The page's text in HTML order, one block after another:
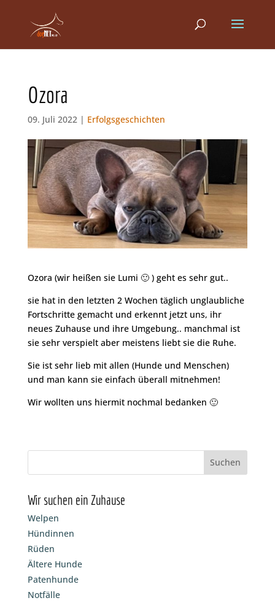
Ozora
09. Juli 2022 | Erfolgsgeschichten
Ozora (wir heißen sie Lumi 🙂 ) geht es sehr gut..
sie hat in den letzten 2 Wochen täglich unglaubliche
Fortschritte gemacht und erkennt jetzt uns, ihr
neues Zuhause und ihre Umgebung.. manchmal ist
sie sehr verspielt aber meistens liebt sie die Ruhe.
Sie ist sehr lieb mit allen (Hunde und Menschen)
und man kann sie einfach überall mitnehmen!
Wir wollten uns hiermit nochmal bedanken 🙂
Wir suchen ein Zuhause
Welpen
Hündinnen
Rüden
Ältere Hunde
Patenhunde
Notfälle